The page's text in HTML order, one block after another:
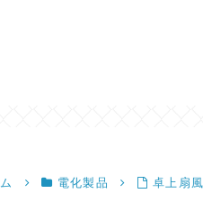
電化製品 卓上扇